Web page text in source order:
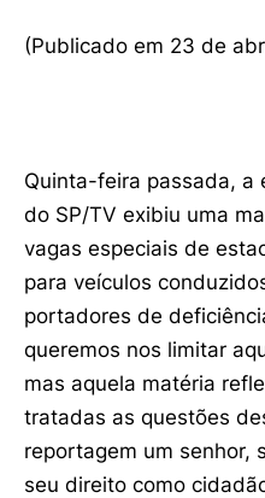
(Publicado em 23 de
Quinta-feira passada, a
do SP/TV exibiu uma
vagas especiais de
para veículos
portadores de
queremos nos limitar
mas aquela matéria
tratadas as questões
reportagem um senhor,
seu direito como